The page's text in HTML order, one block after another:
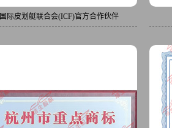
国际皮划艇联合会(ICF)官方合作伙伴